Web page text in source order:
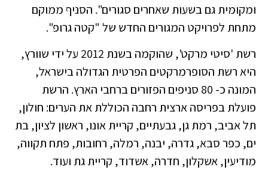
ומקומית גם בשעות שאחרים סגורים". הסניף ממוקם
מתחת לפרויקט המגורים החדש של "קטה גרופ".
רשת 'סיטי מרקט', שהוקמה בשנת 2012 על ידי שוורץ,
היא רשת הסופרמרקטים הפרטית הגדולה בישראל,
המונה כ- 80 סניפים הפזורים ברחבי הארץ. הרשת
פועלת בפריסה ארצית רחבה הכוללת את הערים: חולון,
תל אביב, רמת גן, גבעתיים, קריית אונו, ראשון לציון, בת
ים, כפר סבא, גדרה, יבנה, רמלה, רחובות, פתח תקווה,
מודיעין, אשקלון, חדרה, אשדוד, קריית גת ועוד.